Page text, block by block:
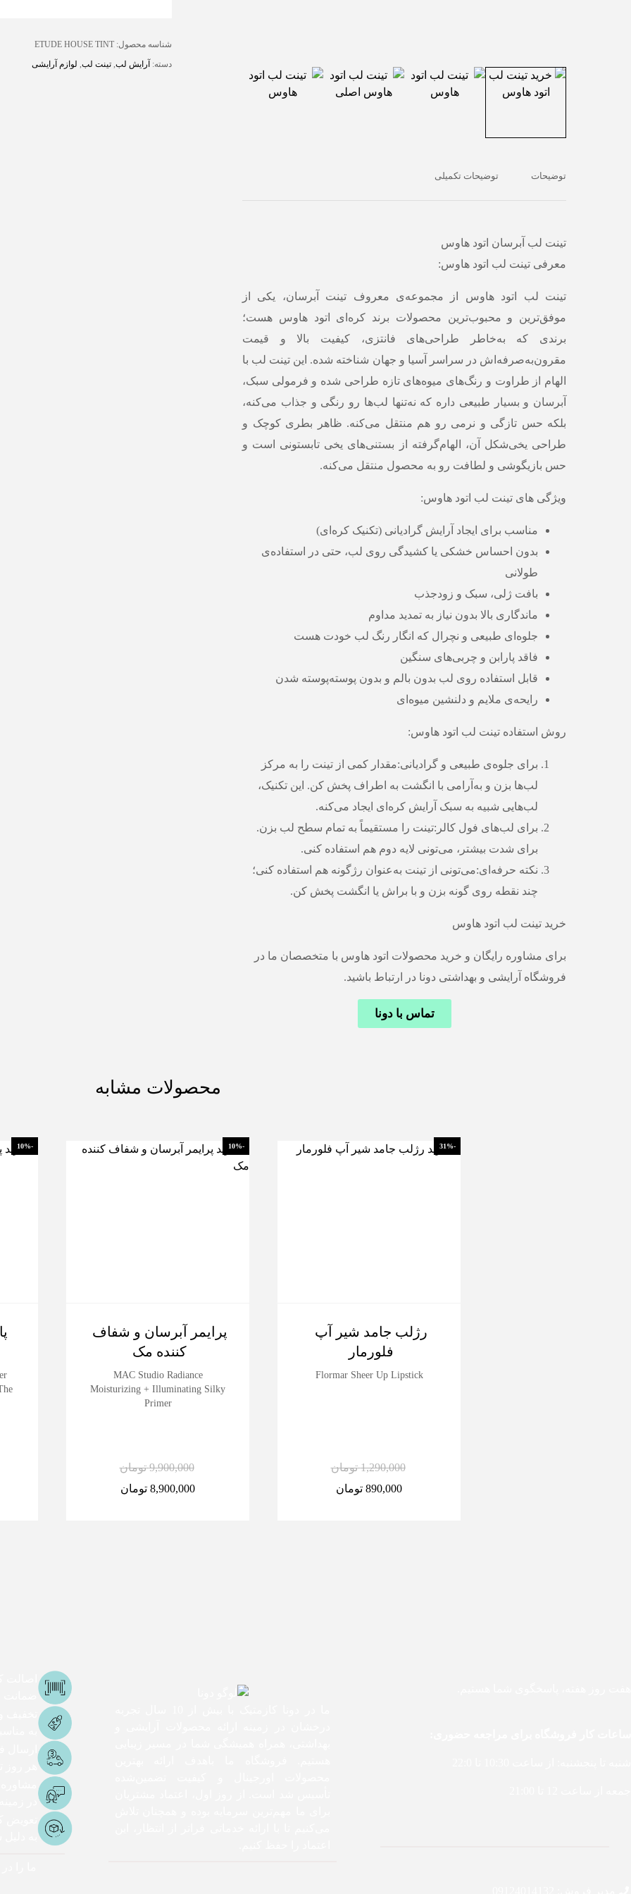
توضیحات توضیحات تکمیلی
تینت لب آبرسان اتود هاوس
معرفی تینت لب اتود هاوس:
تینت لب اتود هاوس از مجموعه‌ی معروف تینت آبرسان، یکی از
موفق‌ترین و محبوب‌ترین محصولات برند کره‌ای اتود هاوس هست؛
برندی که به‌خاطر طراحی‌های فانتزی، کیفیت بالا و قیمت
مقرون‌به‌صرفه‌اش در سراسر آسیا و جهان شناخته شده. این تینت لب با
الهام از طراوت و رنگ‌های میوه‌های تازه طراحی شده و فرمولی سبک،
آبرسان و بسیار طبیعی داره که نه‌تنها لب‌ها رو رنگی و جذاب می‌کنه،
بلکه حس تازگی و نرمی رو هم منتقل می‌کنه. ظاهر بطری کوچک و
طراحی یخی‌شکل آن، الهام‌گرفته از بستنی‌های یخی تابستونی است و
حس بازیگوشی و لطافت رو به محصول منتقل می‌کنه.
ویژگی های تینت لب اتود هاوس:
مناسب برای ایجاد آرایش گرادیانی (تکنیک کره‌ای)
بدون احساس خشکی یا کشیدگی روی لب، حتی در استفاده‌ی
طولانی
بافت ژلی، سبک و زودجذب
ماندگاری بالا بدون نیاز به تمدید مداوم
جلوه‌ای طبیعی و نچرال که انگار رنگ لب خودت هست
فاقد پارابن و چربی‌های سنگین
قابل استفاده روی لب بدون بالم و بدون پوسته‌پوسته شدن
رایحه‌ی ملایم و دلنشین میوه‌ای
روش استفاده تینت لب اتود هاوس:
برای جلوه‌ی طبیعی و گرادیانی:مقدار کمی از تینت را به مرکز
لب‌ها بزن و به‌آرامی با انگشت به اطراف پخش کن. این تکنیک،
لب‌هایی شبیه به سبک آرایش کره‌ای ایجاد می‌کنه.
برای لب‌های فول کالر:تینت را مستقیماً به تمام سطح لب بزن.
برای شدت بیشتر، می‌تونی لایه دوم هم استفاده کنی.
نکته حرفه‌ای:می‌تونی از تینت به‌عنوان رژگونه هم استفاده کنی؛
چند نقطه روی گونه بزن و با براش یا انگشت پخش کن.
خرید تینت لب اتود هاوس
برای مشاوره رایگان و خرید محصولات اتود هاوس با متخصصان ما در
فروشگاه آرایشی و بهداشتی دونا در ارتباط باشید.
تماس با دونا
شناسه محصول: ETUDE HOUSE TINT
دسته: آرایش لب, تینت لب, لوازم آرایشی
محصولات مشابه
-31%
رژلب جامد شیر آپ
فلورمار
Flormar Sheer Up Lipstick
1,290,000 تومان
890,000 تومان
-10%
پرایمر آبرسان و شفاف
کننده مک
MAC Studio Radiance
Moisturizing + Illuminating Silky
Primer
9,900,000 تومان
8,900,000 تومان
-10%